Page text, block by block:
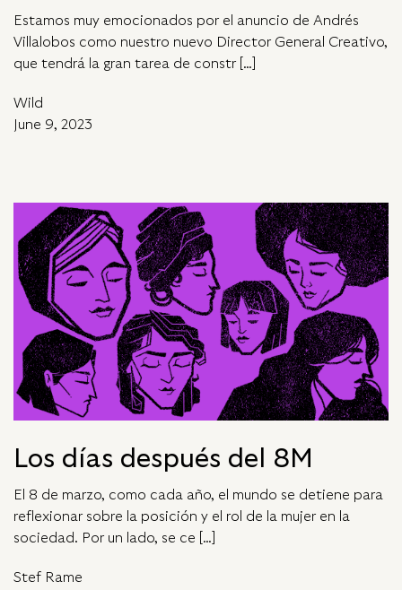
Estamos muy emocionados por el anuncio de Andrés
Villalobos como nuestro nuevo Director General Creativo,
que tendrá la gran tarea de constr […]
Wild
June 9, 2023
Los días después del 8M
El 8 de marzo, como cada año, el mundo se detiene para
reflexionar sobre la posición y el rol de la mujer en la
sociedad. Por un lado, se ce […]
Stef Rame